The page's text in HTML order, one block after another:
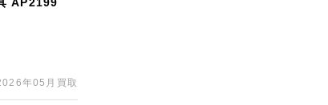
年05月買取